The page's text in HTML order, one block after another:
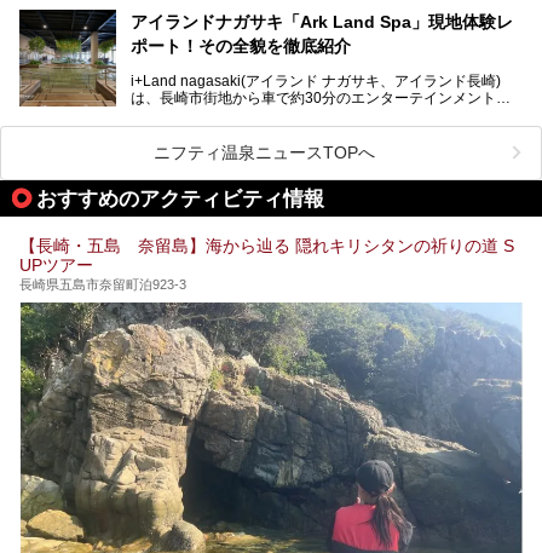
多くの温泉ファンに親しまれています。
今回は、地元九州在住のニフティ温泉ライターである筆者が
大浴場をはじめ、併設のホテル「Nomon長崎」・食事(ラン
チ)・おすすめの周辺観光まで、それらの全貌を徹底紹介し
───
この記事は天然炭酸温泉 のもん湯のPRレポート記事です。
アイランドナガサキ「Ark Land Spa」現地体験レ
ポート！その全貌を徹底紹介
i+Land nagasaki(アイランド ナガサキ、アイランド長崎)
は、長崎市街地から車で約30分のエンターテインメントリ
んのこと多彩なアクティビティが楽しめ、到底一日では遊び
尽くせない程！ 中でも注目すべきは、日帰り可能な3つのス
パ施設です。
験し、3つのスパ施設に焦点を当て、その全貌を徹底紹介。
「Ark Land Spa」をご紹介します。
ニフティ温泉ニュースTOPへ
おすすめのアクティビティ情報
【長崎・五島 奈留島】海から辿る 隠れキリシタンの祈りの道 S
UPツアー
長崎県五島市奈留町泊923-3